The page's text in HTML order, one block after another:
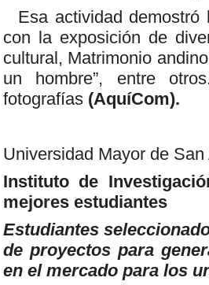
Esa actividad
con la exposición de
cultural, Matrimonio
un hombre”, entre
fotografías (AquíCom).
Universidad Mayor de San
Instituto de
mejores estudiantes
Estudiantes
de proyectos para
en el mercado para los